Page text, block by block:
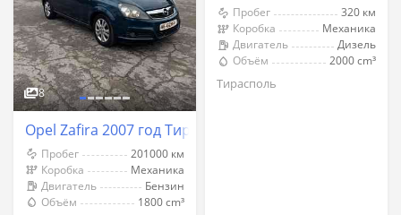
8
Opel Zafira 2007 год Тирасполь
Пробег
201000 км
Коробка
Механика
Двигатель
Бензин
Объём
1800 cm³
Пробег
320 км
Коробка
Механика
Двигатель
Дизель
Объём
2000 cm³
Тирасполь